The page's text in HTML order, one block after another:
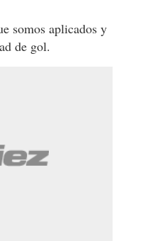
somos aplicados y
de gol.